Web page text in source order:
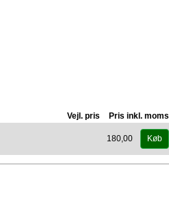
Vejl. pris Pris inkl. moms
180,00 Køb